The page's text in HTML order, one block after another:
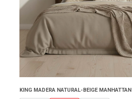
KING MADERA NATURAL-BEIGE MANHATTAN